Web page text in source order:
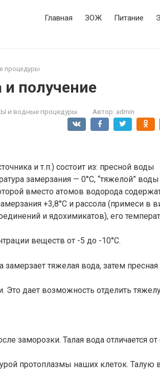
Главная ЗОЖ Питание
процедуры
и получение
и водные процедуры Автор: admin
и т.п.) состоит из: пресной воды
замерзания — 0°С, “тяжелой” воды
вместо атомов водорода
+3,8°С и рассола (примеси в
и ядохимикатов), его
веществ от -5 до -10°С.
тяжелая вода, затем пресная
Это дает возможность отделить
заморозки. Талая вода отличается
протоплазмы наших клеток. Талую